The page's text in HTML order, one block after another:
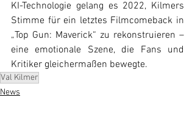
KI-Technologie gelang es 2022, Kilmers
Stimme für ein letztes Filmcomeback in
„Top Gun: Maverick“ zu rekonstruieren –
eine emotionale Szene, die Fans und
Kritiker gleichermaßen bewegte.
Val Kilmer
News